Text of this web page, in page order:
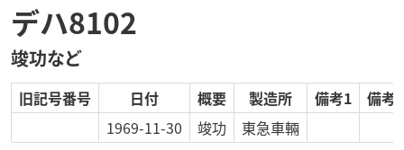
デハ8102
竣功など
旧記号番号 日付 概要 製造所 備考1
備考2
1969-11-30
竣功 東急車輛